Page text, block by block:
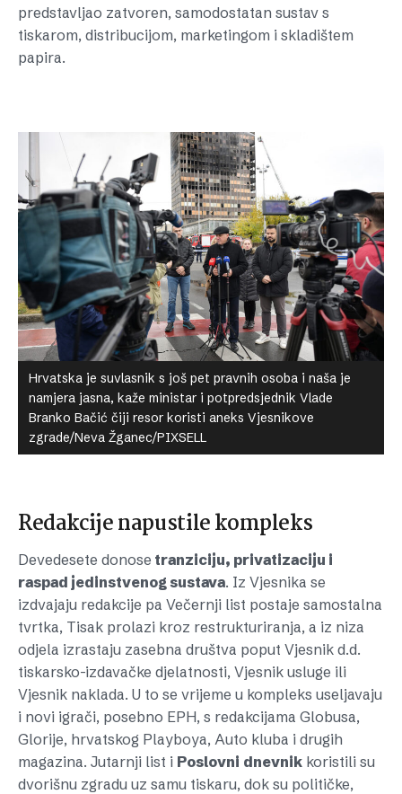
predstavljao zatvoren, samodostatan sustav s
tiskarom, distribucijom, marketingom i skladištem
papira.
Hrvatska je suvlasnik s još pet pravnih osoba i naša je
namjera jasna, kaže ministar i potpredsjednik Vlade
Branko Bačić čiji resor koristi aneks Vjesnikove
zgrade/Neva Žganec/PIXSELL
Redakcije napustile kompleks
Devedesete donose tranziciju, privatizaciju i
raspad jedinstvenog sustava. Iz Vjesnika se
izdvajaju redakcije pa Večernji list postaje samostalna
tvrtka, Tisak prolazi kroz restrukturiranja, a iz niza
odjela izrastaju zasebna društva poput Vjesnik d.d.
tiskarsko-izdavačke djelatnosti, Vjesnik usluge ili
Vjesnik naklada. U to se vrijeme u kompleks useljavaju
i novi igrači, posebno EPH, s redakcijama Globusa,
Glorije, hrvatskog Playboya, Auto kluba i drugih
magazina. Jutarnji list i Poslovni dnevnik koristili su
dvorišnu zgradu uz samu tiskaru, dok su političke,